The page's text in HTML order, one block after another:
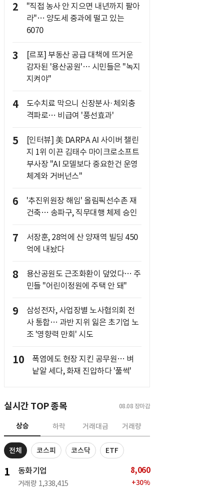
2
"직접 농사 안 지으면 내년까지 팔아
라"… 양도세 중과에 떨고 있는
6070
3
[르포] 부동산 공급 대책에 뜨거운
감자된 '용산공원'… 시민들은 "녹지
지켜야"
4
도수치료 막으니 신장분사·체외충
격파로… 비급여 '풍선효과'
5
[인터뷰] 美 DARPA AI 사이버 챌린
지 1위 이끈 김태수 마이크로소프트
부사장 "AI 모델보다 중요한건 운영
체계와 거버넌스"
6
'추진위원장 해임' 올림픽선수촌 재
건축… 송파구, 직무대행 체제 승인
7
서장훈, 28억에 산 양재역 빌딩 450
억에 내놨다
8
용산공원도 근조화환이 덮었다… 주
민들 "어린이정원에 주택 안 돼"
9
삼성전자, 사업장별 노사협의회 전
사 통합… 과반 지위 잃은 초기업 노
조 '영향력 만회' 시도
10
폭염에도 현장 지킨 공무원… 벼
낱알 세다, 화재 진압하다 '풀썩'
실시간 TOP 종목 08.08 장마감
상승 하락 거래대금 거래량
전체 코스피 코스닥 ETF
1 동화기업
거래량 1,338,415
8,060
+30%